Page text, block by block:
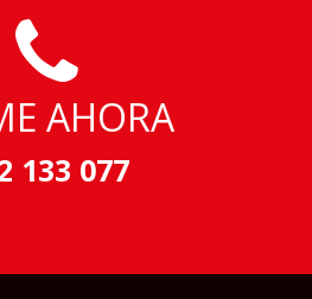
AHORA
133 077